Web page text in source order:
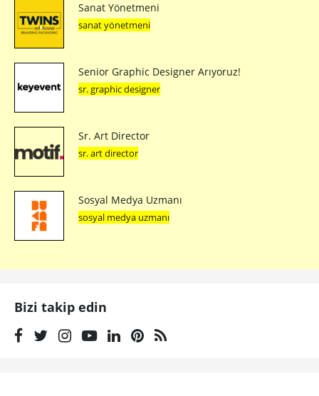
Sanat Yönetmeni
sanat yönetmeni
Senior Graphic Designer Arıyoruz!
sr. graphic designer
Sr. Art Director
sr. art director
Sosyal Medya Uzmanı
sosyal medya uzmanı
Bizi takip edin